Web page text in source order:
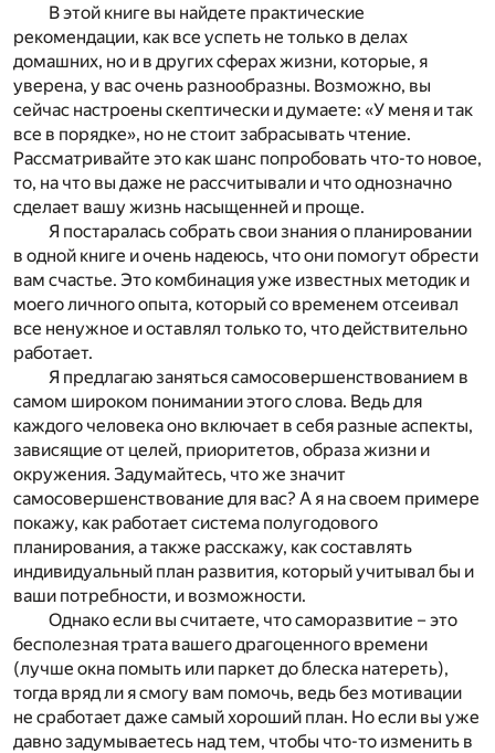
В этой книге вы найдете практические
рекомендации, как все успеть не только в делах
домашних, но и в других сферах жизни, которые, я
уверена, у вас очень разнообразны. Возможно, вы
сейчас настроены скептически и думаете: «У меня и так
все в порядке», но не стоит забрасывать чтение.
Рассматривайте это как шанс попробовать что-то новое,
то, на что вы даже не рассчитывали и что однозначно
сделает вашу жизнь насыщенней и проще.
Я постаралась собрать свои знания о планировании
в одной книге и очень надеюсь, что они помогут обрести
вам счастье. Это комбинация уже известных методик и
моего личного опыта, который со временем отсеивал
все ненужное и оставлял только то, что действительно
работает.
Я предлагаю заняться самосовершенствованием в
самом широком понимании этого слова. Ведь для
каждого человека оно включает в себя разные аспекты,
зависящие от целей, приоритетов, образа жизни и
окружения. Задумайтесь, что же значит
самосовершенствование для вас? А я на своем примере
покажу, как работает система полугодового
планирования, а также расскажу, как составлять
индивидуальный план развития, который учитывал бы и
ваши потребности, и возможности.
Однако если вы считаете, что саморазвитие – это
бесполезная трата вашего драгоценного времени
(лучше окна помыть или паркет до блеска натереть),
тогда вряд ли я смогу вам помочь, ведь без мотивации
не сработает даже самый хороший план. Но если вы уже
давно задумываетесь над тем, чтобы что-то изменить в